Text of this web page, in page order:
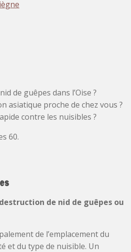
de guêpes dans l’Oise ?
asiatique proche de chez vous ?
contre les nuisibles ?
60.
de nid de guêpes ou
de l’emplacement du
et du type de nuisible. Un